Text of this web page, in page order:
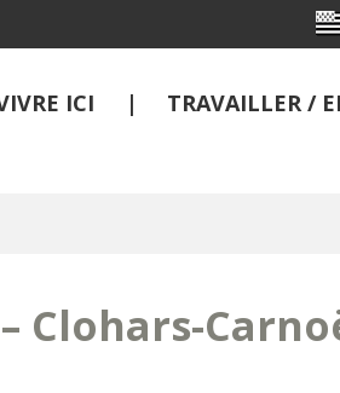
ICI
TRAVAILLER /
Clohars-